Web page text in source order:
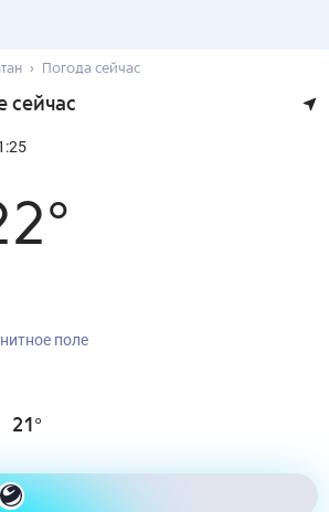
Погода сейчас
сейчас
°
поле
21 °
Как одеться сегодня